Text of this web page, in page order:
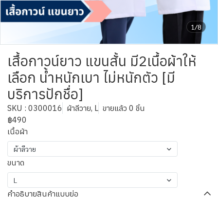
1/8
เสื้อกาวน์ยาว แขนสั้น มี2เนื้อผ้าให้
เลือก น้ำหนักเบา ไม่หนักตัว [มี
บริการปักชื่อ]
SKU : 0300016 ผ้าลีวาย, L ขายแล้ว 0 ชิ้น
฿490
เนื้อผ้า
ผ้าลีวาย
ขนาด
L
คำอธิบายสินค้าแบบย่อ